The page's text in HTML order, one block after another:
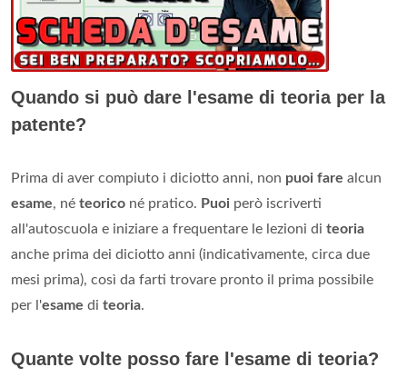
Quando si può dare l'esame di teoria per la
patente?
Prima di aver compiuto i diciotto anni, non puoi fare alcun
esame, né teorico né pratico. Puoi però iscriverti
all'autoscuola e iniziare a frequentare le lezioni di teoria
anche prima dei diciotto anni (indicativamente, circa due
mesi prima), così da farti trovare pronto il prima possibile
per l'esame di teoria.
Quante volte posso fare l'esame di teoria?